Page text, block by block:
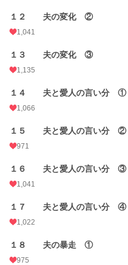
１２ 夫の変化 ②
1,041
１３ 夫の変化 ③
1,135
１４ 夫と愛人の言い分 ①
1,066
１５ 夫と愛人の言い分 ②
971
１６ 夫と愛人の言い分 ③
1,041
１７ 夫と愛人の言い分 ④
1,022
１８ 夫の暴走 ①
975